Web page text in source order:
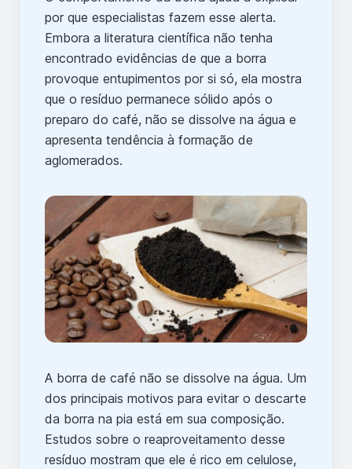
por que especialistas fazem esse alerta.
Embora a literatura científica não tenha
encontrado evidências de que a borra
provoque entupimentos por si só, ela mostra
que o resíduo permanece sólido após o
preparo do café, não se dissolve na água e
apresenta tendência à formação de
aglomerados.
A borra de café não se dissolve na água. Um
dos principais motivos para evitar o descarte
da borra na pia está em sua composição.
Estudos sobre o reaproveitamento desse
resíduo mostram que ele é rico em celulose,